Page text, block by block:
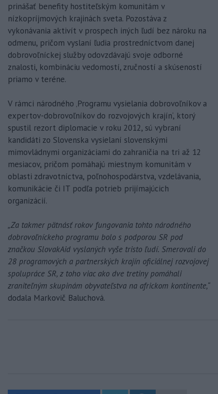
prinášať benefity hostiteľským komunitám v
nízkopríjmových krajinách sveta. Pozostáva z
vykonávania aktivít v prospech iných ľudí bez nároku na
odmenu, pričom vyslaní ľudia prostredníctvom danej
dobrovoľníckej služby odovzdávajú svoje odborné
znalosti, kombináciu vedomostí, zručností a skúseností
priamo v teréne.
V rámci národného ‚Programu vysielania dobrovoľníkov a
expertov-dobrovoľníkov do rozvojových krajín‘, ktorý
spustil rezort diplomacie v roku 2012, sú vybraní
kandidáti zo Slovenska vysielaní slovenskými
mimovládnymi organizáciami do zahraničia na tri až 12
mesiacov, pričom pomáhajú miestnym komunitám v
oblasti zdravotníctva, poľnohospodárstva, vzdelávania,
komunikácie či IT podľa potrieb prijímajúcich
organizácií.
„Za takmer pätnásť rokov fungovania tohto národného
dobrovoľníckeho programu bolo s podporou SR pod
značkou SlovakAid vyslaných vyše tristo ľudí. Smerovali do
28 programových a partnerských krajín oficiálnej rozvojovej
spolupráce SR, z toho viac ako dve tretiny pomáhali
zraniteľným skupinám obyvateľstva na africkom kontinente,“
dodala Markovič Baluchová.